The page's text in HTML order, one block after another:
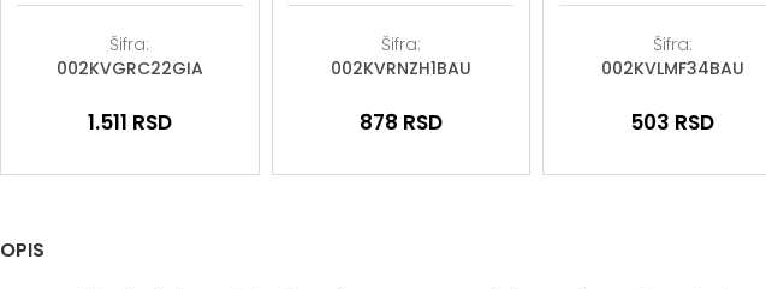
Šifra:
002KVGRC22GIA
1.511 RSD
Šifra:
002KVRNZH1BAU
878 RSD
Šifra:
002KVLMF34BAU
503 RSD
OPIS